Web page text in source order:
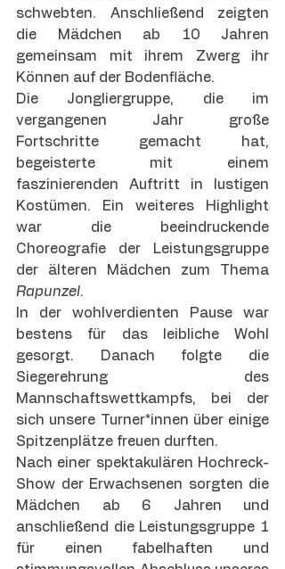
schwebten. Anschließend zeigten
die Mädchen ab 10 Jahren
gemeinsam mit ihrem Zwerg ihr
Können auf der Bodenfläche.
Die Jongliergruppe, die im
vergangenen Jahr große
Fortschritte gemacht hat,
begeisterte mit einem
faszinierenden Auftritt in lustigen
Kostümen. Ein weiteres Highlight
war die beeindruckende
Choreografie der Leistungsgruppe
Rapunzel.
In der wohlverdienten Pause war
bestens für das leibliche Wohl
gesorgt. Danach folgte die
Siegerehrung des
Mannschaftswettkampfs, bei der
sich unsere Turner*innen über einige
Spitzenplätze freuen durften.
Nach einer spektakulären Hochreck-
Show der Erwachsenen sorgten die
Mädchen ab 6 Jahren und
anschließend die Leistungsgruppe 1
für einen fabelhaften und